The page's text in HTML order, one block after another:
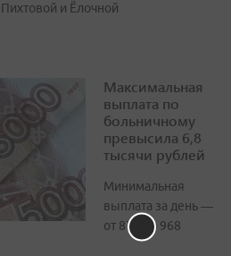
и Ёлочной
Максимальная
выплата по
больничному
превысила 6,8
тысячи рублей
Минимальная
выплата за день —
от 874 до 968